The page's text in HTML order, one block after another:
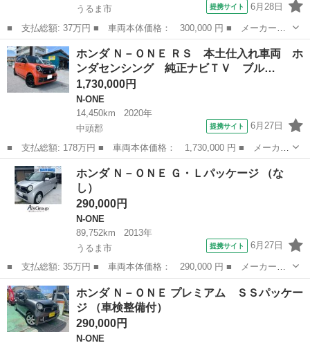
うるま市
提携サイト 6月28日
■ 支払総額: 37万円 ■ 車両本体価格： 300,000 円 ■ メーカー
名： ホンダ ■ 車種名： Ｎ－ＯＮＥ ■ グレード名： Ｇ １ヶ
月保証付き ■ 排気量： 660cc ■ ドア枚数： 5D ■ ミッション：
...
沖縄 うるま市 N-ONE
ホンダ Ｎ－ＯＮＥ ＲＳ 本土仕入れ車両 ホ
ンダセンシング 純正ナビＴＶ ブル…
1,730,000円
N-ONE
14,450km
2020年
中頭郡
提携サイト 6月27日
■ 支払総額: 178万円 ■ 車両本体価格： 1,730,000 円 ■ メーカー
名： ホンダ ■ 車種名： Ｎ－ＯＮＥ ■ グレード名： ＲＳ 本
土仕入れ車両 ホンダセンシング 純正ナビＴＶ ブルトゥース バ
ックカメラ...
沖縄 中頭郡 N-ONE
ホンダ Ｎ－ＯＮＥ Ｇ・Ｌパッケージ （な
し）
290,000円
N-ONE
89,752km
2013年
うるま市
提携サイト 6月27日
■ 支払総額: 35万円 ■ 車両本体価格： 290,000 円 ■ メーカー
名： ホンダ ■ 車種名： Ｎ－ＯＮＥ ■ グレード名： Ｇ・Ｌパ
ッケージ ■ 排気量： 660cc ■ ドア枚数： 5D ■ ミッション：
C...
沖縄 うるま市 N-ONE
ホンダ Ｎ－ＯＮＥ プレミアム ＳＳパッケー
ジ （車検整備付）
290,000円
N-ONE